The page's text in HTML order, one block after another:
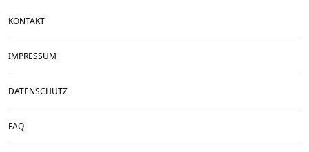
KONTAKT
IMPRESSUM
DATENSCHUTZ
FAQ